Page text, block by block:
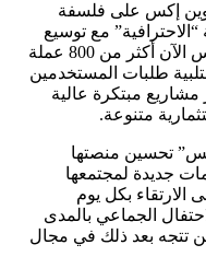
2017، حافظت كوين إكس على فلسفة
مع توسيع
نظامها البيئي الشامل. تدعم كوين إكس الآن أكثر من 800 عملة
سوق تداول لتلبية طلبات المستخدمين
مشاريع مبتكرة عالية
متنوعة.
تحسين منصتها
جديدة لمجتمعها
الارتقاء بكل يوم
الجماعي بالمدى
تتجه بعد ذلك في مجال